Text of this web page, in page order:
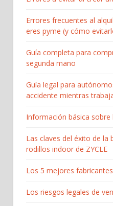
Errores frecuentes al
eres pyme (y cómo
Guía completa para
segunda mano
Guía legal para
accidente mientras
Información básica sobre
Las claves del éxito de la
rodillos indoor de ZYCLE
Los 5 mejores
Los riesgos legales de